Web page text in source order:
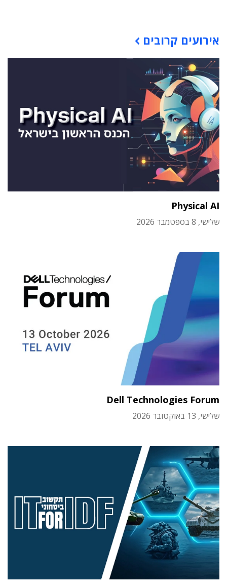
אירועים קרובים
Physical AI
שלישי, 8 בספטמבר 2026
Dell Technologies Forum
שלישי, 13 באוקטובר 2026